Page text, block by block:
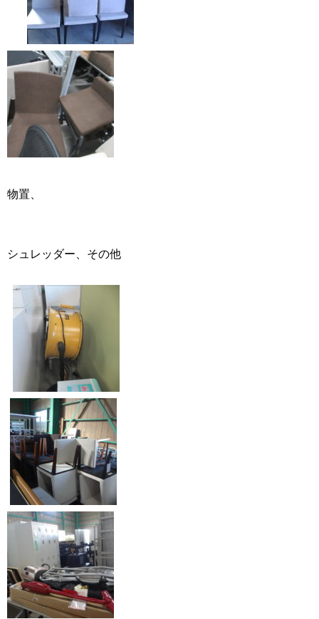
物置、
シュレッダー、その他